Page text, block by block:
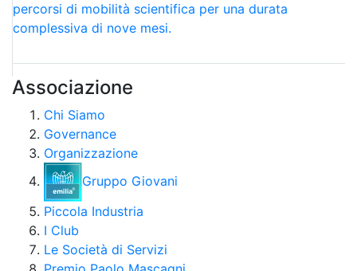
percorsi di mobilità scientifica per una durata
complessiva di nove mesi.
Associazione
Chi Siamo
Governance
Organizzazione
Gruppo Giovani
Piccola Industria
I Club
Le Società di Servizi